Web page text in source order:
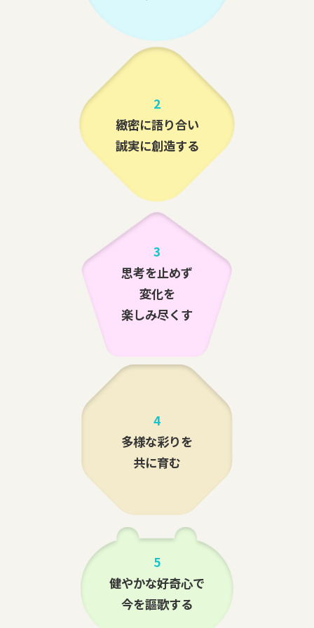
2
緻密に語り合い
誠実に創造する
3
思考を止めず
変化を
楽しみ尽くす
4
多様な彩りを
共に育む
5
健やかな好奇心で
今を謳歌する